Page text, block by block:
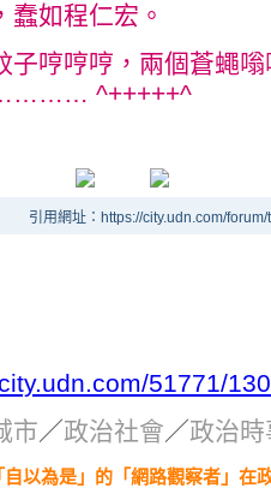
蠢如程仁宏。
子哼哼哼，兩個蒼
^+++++^
引用網址：https://city.udn.com/
51771/
市／政治社會／政治時
自以為是」的「網路觀察者」